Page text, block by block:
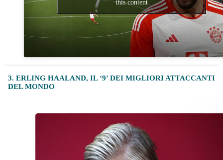
this content
3. ERLING HAALAND, IL ‘9’ DEI MIGLIORI ATTACCANTI
DEL MONDO